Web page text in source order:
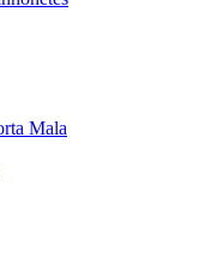
Mala